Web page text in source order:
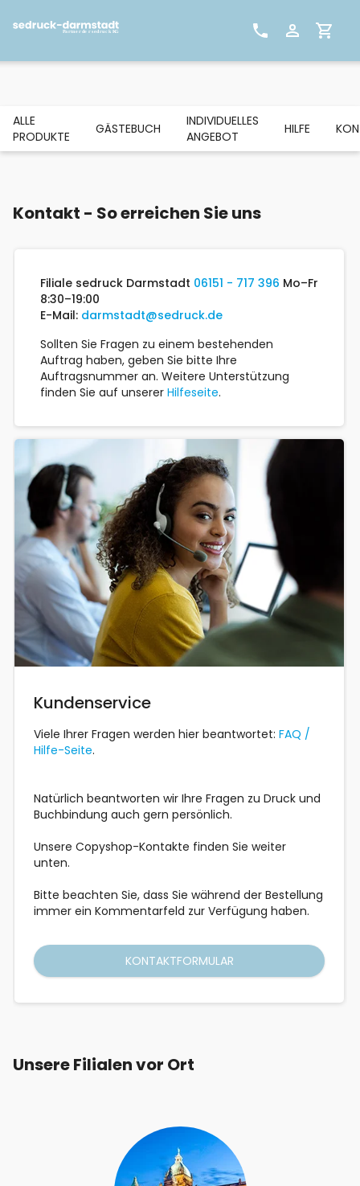
ALLE
PRODUKTE
GÄSTEBUCH
INDIVIDUELLES
ANGEBOT
HILFE
Kontakt - So erreichen Sie uns
Filiale sedruck Darmstadt 06151 - 717 396 Mo–Fr
8:30–19:00
E-Mail: darmstadt@sedruck.de
Sollten Sie Fragen zu einem bestehenden
Auftrag haben, geben Sie bitte Ihre
Auftragsnummer an. Weitere Unterstützung
finden Sie auf unserer Hilfeseite.
Kundenservice
Viele Ihrer Fragen werden hier beantwortet: FAQ /
Hilfe-Seite.
Natürlich beantworten wir Ihre Fragen zu Druck und
Buchbindung auch gern persönlich.
Unsere Copyshop-Kontakte finden Sie weiter
unten.
Bitte beachten Sie, dass Sie während der Bestellung
immer ein Kommentarfeld zur Verfügung haben.
KONTAKTFORMULAR
Unsere Filialen vor Ort